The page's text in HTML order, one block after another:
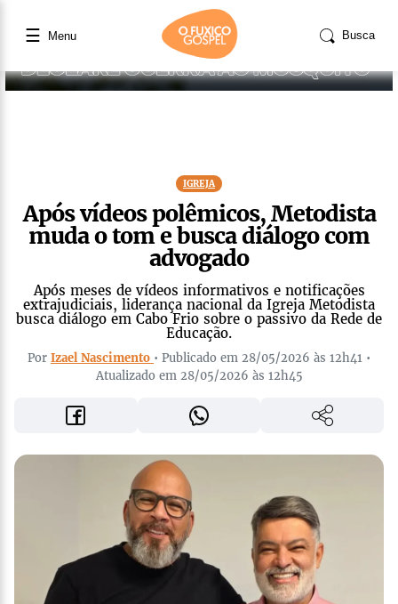
☰ Menu Busca
IGREJA
Após vídeos polêmicos, Metodista
muda o tom e busca diálogo com
advogado
Após meses de vídeos informativos e notificações
extrajudiciais, liderança nacional da Igreja Metodista
busca diálogo em Cabo Frio sobre o passivo da Rede de
Educação.
Por Izael Nascimento • Publicado em 28/05/2026 às 12h41 •
Atualizado em 28/05/2026 às 12h45